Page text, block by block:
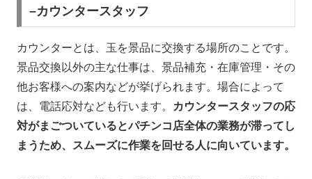
–カウンタースタッフ
カウンターとは、玉を景品に交換する場所のことです。
景品交換以外の主な仕事は、景品補充・在庫管理・その
他お客様への案内などが挙げられます。場合によって
は、電話応対なども行います。
カウンタースタッフの応
対がまごついているとパチンコ店全体の業務が滞ってし
まうため、スムーズに作業を回せる人に向いています。